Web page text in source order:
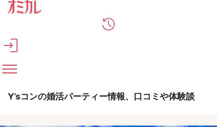
メインコンテンツへスキップ
Y’sコンの婚活パーティー情報、口コミや体験談